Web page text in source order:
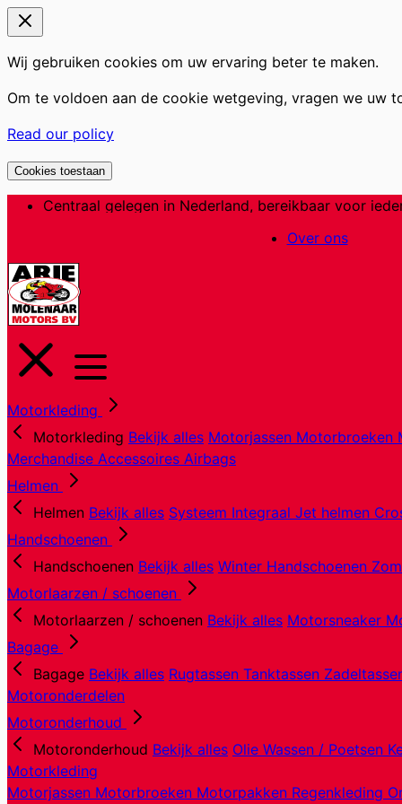
Wij gebruiken cookies om uw ervaring beter te maken.
Om te voldoen aan de cookie wetgeving, vragen we uw
Read our policy
Cookies toestaan
inhoud
Centraal gelegen in Nederland, bereikbaar voor
Over ons
Motorkleding
Motorkleding Bekijk alles Motorjassen Motorbroeken
Merchandise Accessoires Airbags
Helmen
Helmen Bekijk alles Systeem Integraal Jet helmen
Handschoenen
Handschoenen Bekijk alles Winter Handschoenen
Motorlaarzen / schoenen
Motorlaarzen / schoenen Bekijk alles Motorsneaker
Bagage
Bagage Bekijk alles Rugtassen Tanktassen
Motoronderdelen
Motoronderhoud
Motoronderhoud Bekijk alles Olie Wassen / Poetsen
Motorkleding
Motorjassen Motorbroeken Motorpakken Regenkleding